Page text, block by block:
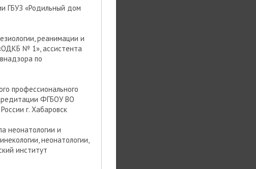
ГБУЗ «Родильный дом
реанимации и
№ 1», ассистента
по
профессионального
ФГБОУ ВО
г. Хабаровск
неонатологии и
неонатологии,
институт